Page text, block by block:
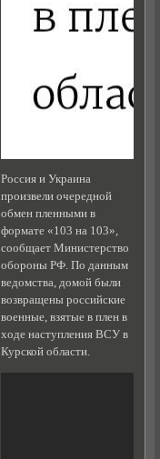
Россия и Украина
произвели очередной
обмен пленными в
формате «103 на 103»,
сообщает Министерство
обороны РФ. По данным
ведомства, домой были
возвращены российские
военные, взятые в плен в
ходе наступления ВСУ в
Курской области.